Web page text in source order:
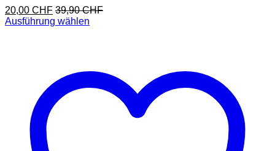
20,00 CHF 39,90CHF
Ausführung wählen